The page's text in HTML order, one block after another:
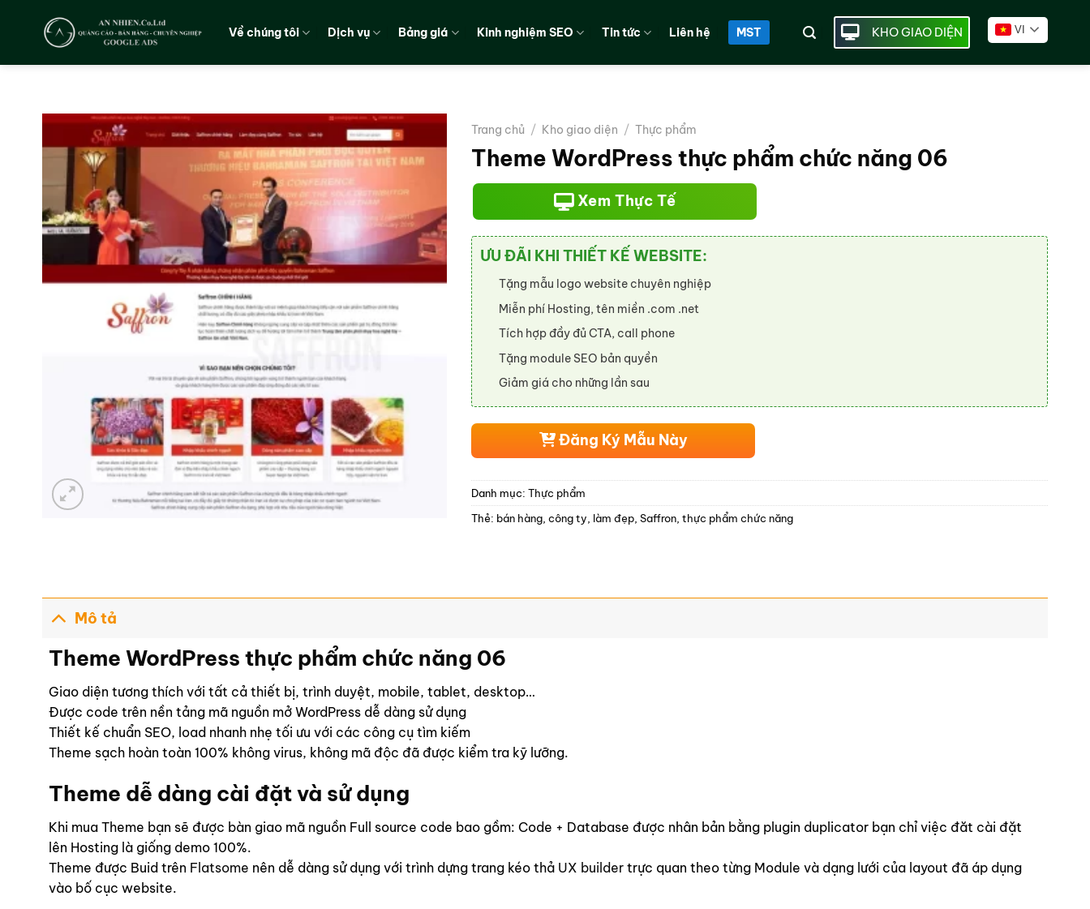
dung
Về chúng tôi Dịch vụ Bảng giá Kinh nghiệm SEO Tin tức Liên hệ MST KHO GIAO DIỆN VI
Trang chủ / Kho giao diện / Thực phẩm
Theme WordPress thực phẩm chức năng 06
Xem Thực Tế
ƯU ĐÃI KHI THIẾT KẾ WEBSITE:
Tặng mẫu logo website chuyên nghiệp
Miễn phí Hosting, tên miền .com .net
Tích hợp đầy đủ CTA, call phone
Tặng module SEO bản quyền
Giảm giá cho những lần sau
Đăng Ký Mẫu Này
Danh mục:Thực phẩm
Thẻ: bán hàng,công ty, làm đẹp,Saffron,thực phẩm chức năng
Mô tả
Theme WordPress thực phẩm chức năng 06
Giao diện tương thích với tất cả thiết bị, trình duyệt, mobile, tablet, desktop…
Được code trên nền tảng mã nguồn mở WordPress dễ dàng sử dụng
Thiết kế chuẩn SEO, load nhanh nhẹ tối ưu với các công cụ tìm kiếm
Theme sạch hoàn toàn 100% không virus, không mã độc đã được kiểm tra kỹ lưỡng.
Theme dễ dàng cài đặt và sử dụng
Khi mua Theme bạn sẽ được bàn giao mã nguồn Full source code bao gồm: Code + Database được nhân bản bằng plugin duplicator bạn chỉ việc đăt cài đặt
lên Hosting là giống demo 100%.
Theme được Buid trên Flatsome nên dễ dàng sử dụng với trình dựng trang kéo thả UX builder trực quan theo từng Module và dạng lưới của layout đã áp dụng
vào bố cục website.